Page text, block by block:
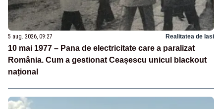
5 aug. 2026, 09:27 Realitatea de Iasi
10 mai 1977 – Pana de electricitate care a paralizat
România. Cum a gestionat Ceașescu unicul blackout
național